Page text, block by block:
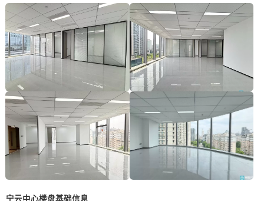
宁云中心楼盘基础信息